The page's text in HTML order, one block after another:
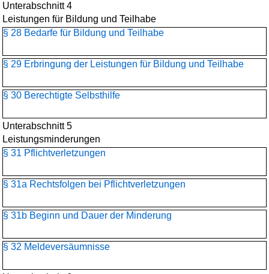
Unterabschnitt 4
Leistungen für Bildung und Teilhabe
§ 28 Bedarfe für Bildung und Teilhabe
§ 29 Erbringung der Leistungen für Bildung und Teilhabe
§ 30 Berechtigte Selbsthilfe
Unterabschnitt 5
Leistungsminderungen
§ 31 Pflichtverletzungen
§ 31a Rechtsfolgen bei Pflichtverletzungen
§ 31b Beginn und Dauer der Minderung
§ 32 Meldeversäumnisse